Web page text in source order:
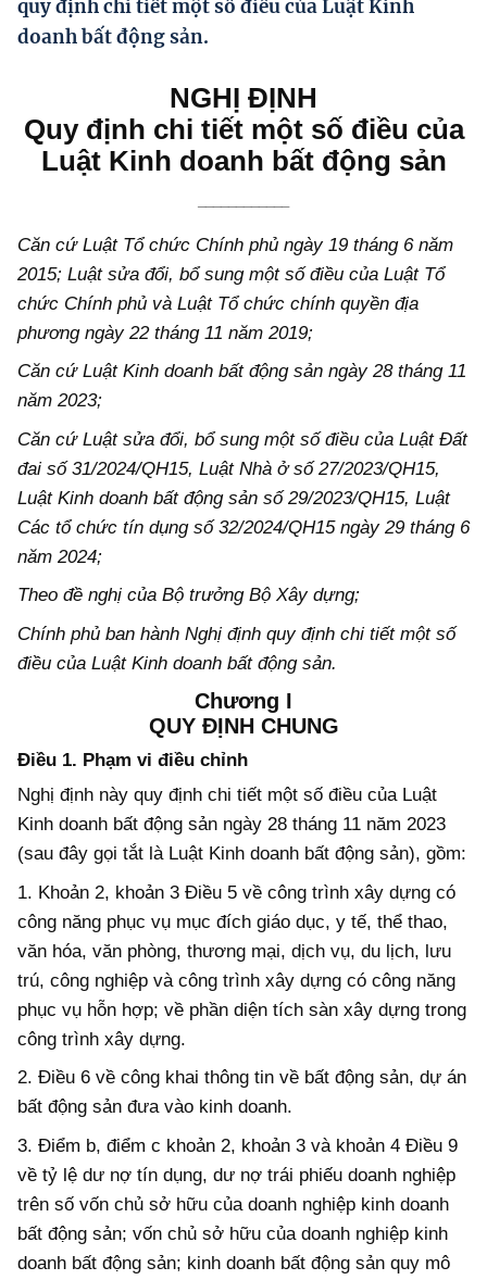
Kinh tế tư nhân
Video
quy định chi tiết một số điều của Luật Kinh
doanh bất động sản.
NGHỊ ĐỊNH
Quy định chi tiết một số điều của
Luật Kinh doanh bất động sản
Căn cứ Luật Tổ chức Chính phủ ngày 19 tháng 6 năm
2015; Luật sửa đổi, bổ sung một số điều của Luật Tổ
chức Chính phủ và Luật Tổ chức chính quyền địa
phương ngày 22 tháng 11 năm 2019;
Căn cứ Luật Kinh doanh bất động sản ngày 28 tháng 11
năm 2023;
Căn cứ Luật sửa đổi, bổ sung một số điều của Luật Đất
đai số 31/2024/QH15, Luật Nhà ở số 27/2023/QH15,
Luật Kinh doanh bất động sản số 29/2023/QH15, Luật
Các tổ chức tín dụng số 32/2024/QH15 ngày 29 tháng 6
năm 2024;
Theo đề nghị của Bộ trưởng Bộ Xây dựng;
Chính phủ ban hành Nghị định quy định chi tiết một số
điều của Luật Kinh doanh bất động sản.
Chương I
QUY ĐỊNH CHUNG
Điều 1. Phạm vi điều chỉnh
Nghị định này quy định chi tiết một số điều của Luật
Kinh doanh bất động sản ngày 28 tháng 11 năm 2023
(sau đây gọi tắt là Luật Kinh doanh bất động sản), gồm:
1. Khoản 2, khoản 3 Điều 5 về công trình xây dựng có
công năng phục vụ mục đích giáo dục, y tế, thể thao,
văn hóa, văn phòng, thương mại, dịch vụ, du lịch, lưu
trú, công nghiệp và công trình xây dựng có công năng
phục vụ hỗn hợp; về phần diện tích sàn xây dựng trong
công trình xây dựng.
2. Điều 6 về công khai thông tin về bất động sản, dự án
bất động sản đưa vào kinh doanh.
3. Điểm b, điểm c khoản 2, khoản 3 và khoản 4 Điều 9
về tỷ lệ dư nợ tín dụng, dư nợ trái phiếu doanh nghiệp
trên số vốn chủ sở hữu của doanh nghiệp kinh doanh
bất động sản; vốn chủ sở hữu của doanh nghiệp kinh
doanh bất động sản; kinh doanh bất động sản quy mô